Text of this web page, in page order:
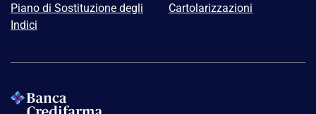
Piano di Sostituzione degli
Indici
Cartolarizzazioni